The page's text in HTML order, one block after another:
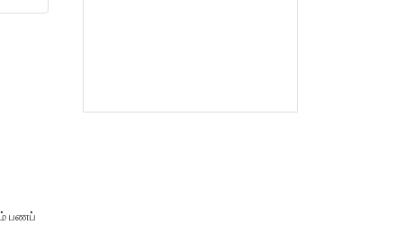
பணப்